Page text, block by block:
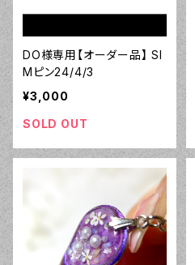
DO様専用【オーダー品】 SI
Mピン24/4/3
¥3,000
SOLD OUT